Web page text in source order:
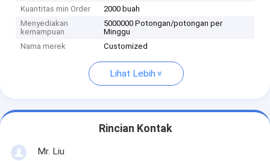
Kuantitas min Order
2000 buah
Menyediakan
kemampuan
5000000 Potongan/potongan per
Minggu
Nama merek
Customized
Lihat Lebih
Rincian Kontak
Mr. Liu